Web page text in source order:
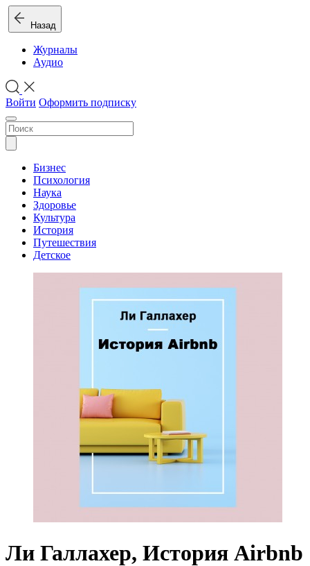
Назад
Журналы
Аудио
Войти Оформить подписку
Бизнес
Психология
Наука
Здоровье
Культура
История
Путешествия
Детское
Ли Галлахер, История Airbnb